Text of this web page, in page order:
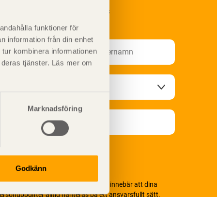
funktioner för
information från din enhet
kombinera informationen
tjänster. Läs mer om
Marknadsföring
Godkänn
på Svenskt Träs
värnar om personlig integritet vilket innebär att dina
alltid hanteras på ett ansvarsfullt sätt.